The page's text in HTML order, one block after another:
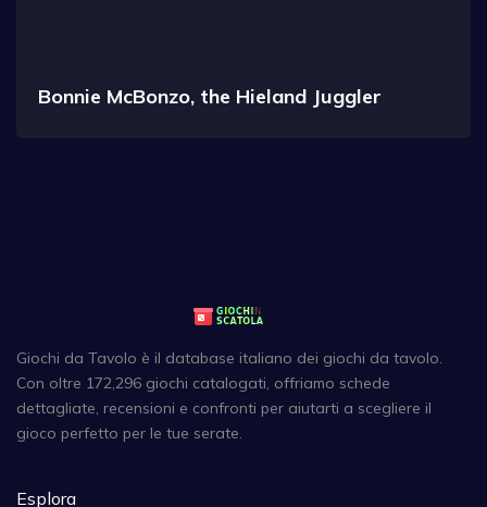
Bonnie McBonzo, the Hieland Juggler
Giochi da Tavolo è il database italiano dei giochi da tavolo.
Con oltre 172,296 giochi catalogati, offriamo schede
dettagliate, recensioni e confronti per aiutarti a scegliere il
gioco perfetto per le tue serate.
Esplora